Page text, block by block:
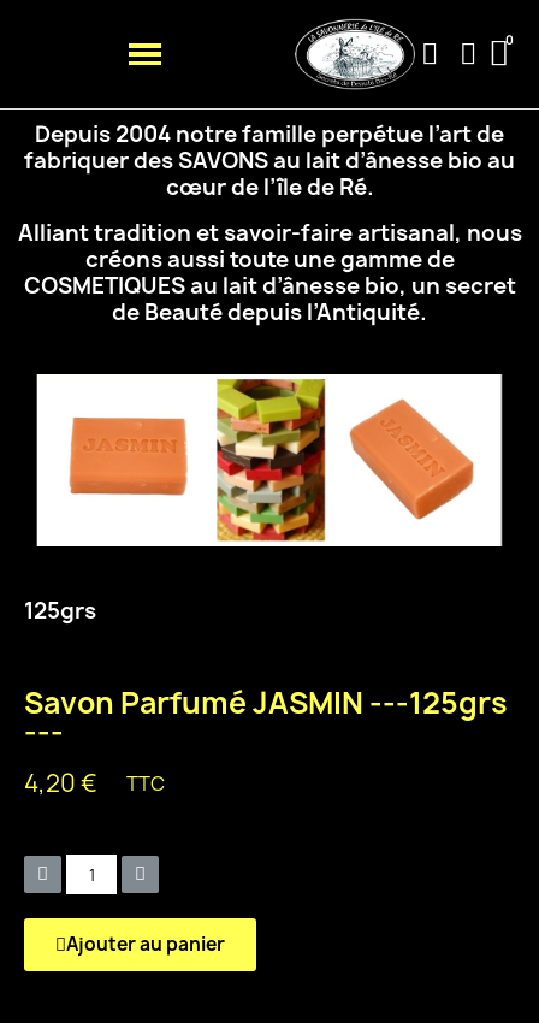
Depuis 2004 notre famille perpétue l’art de
fabriquer des SAVONS au lait d’ânesse bio au
cœur de l’île de Ré.
Alliant tradition et savoir-faire artisanal, nous
créons aussi toute une gamme de
COSMETIQUES au lait d’ânesse bio, un secret
de Beauté depuis l’Antiquité.
125grs
Savon Parfumé JASMIN ---125grs
---
4,20 € TTC
Ajouter au panier